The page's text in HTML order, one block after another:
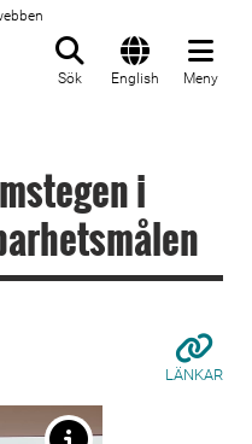
Sök English Meny
i
LÄNKAR